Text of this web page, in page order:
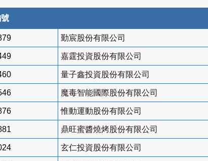
勤宸股份有限公司
嘉霆投資股份有限公司
量子鑫投資股份有限公司
魔毒智能國際股份有限公司
惟動運動股份有限公司
鼎旺蜜醬燒烤股份有限公司
玄仁投資股份有限公司